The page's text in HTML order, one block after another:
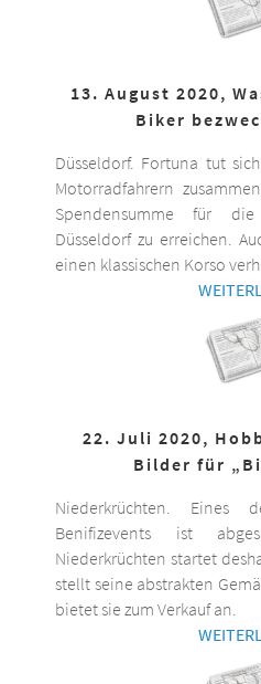
13. August 2020,
Biker
Düsseldorf. Fortuna tut
Motorradfahrern
Spendensumme für
Düsseldorf zu erreichen.
einen klassischen Korso
22. Juli 2020,
Bilder für
Niederkrüchten. Eines
Benifizevents ist
Niederkrüchten startet
stellt seine abstrakten
bietet sie zum Verkauf an.